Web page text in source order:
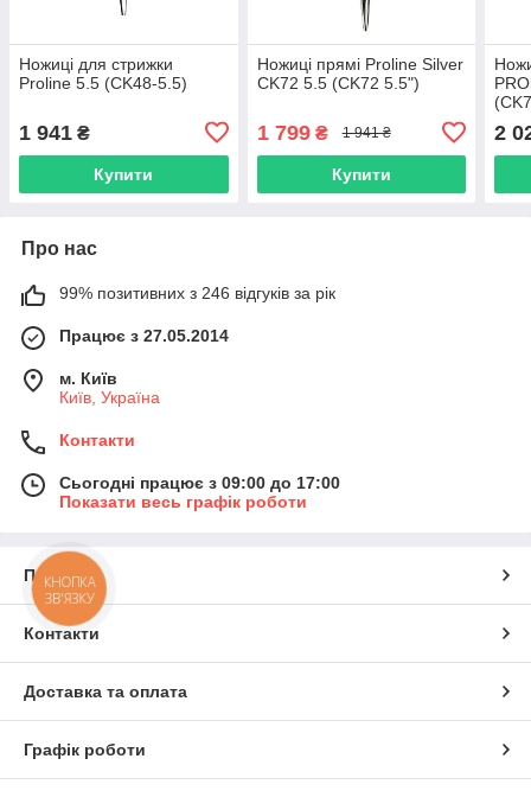
Ножиці для стрижки
Proline 5.5 (CK48-5.5)
1 941 ₴
Купити
Ножиці прямі Proline Silver
CK72 5.5 (CK72 5.5")
1 799₴ 1 941 ₴
Купити
2
Про нас
99% позитивних з 246 відгуків за рік
Працює з 27.05.2014
м. Київ
Київ, Україна
Контакти
Сьогодні працює з 09:00 до 17:00
Показати весь графік роботи
Про нас
Контакти
Доставка та оплата
Графік роботи
КНОПКА
ЗВ'ЯЗКУ